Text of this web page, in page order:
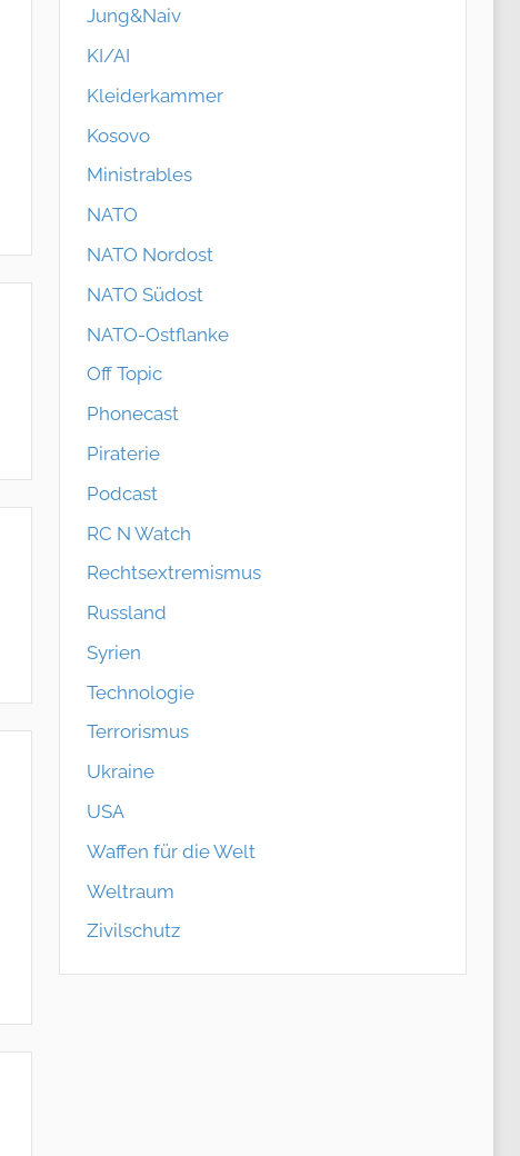
Jung&Naiv
KI/AI
Kleiderkammer
Kosovo
Ministrables
NATO
NATO Nordost
NATO Südost
NATO-Ostflanke
Off Topic
Phonecast
Piraterie
Podcast
RC N Watch
Rechtsextremismus
Russland
Syrien
Technologie
Terrorismus
Ukraine
USA
Waffen für die Welt
Weltraum
Zivilschutz